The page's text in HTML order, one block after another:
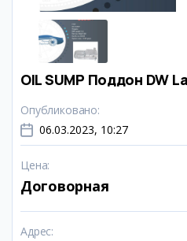
OIL SUMP Поддон DW
Опубликовано:
06.03.2023, 10:27
Цена:
Договорная
Адрес: